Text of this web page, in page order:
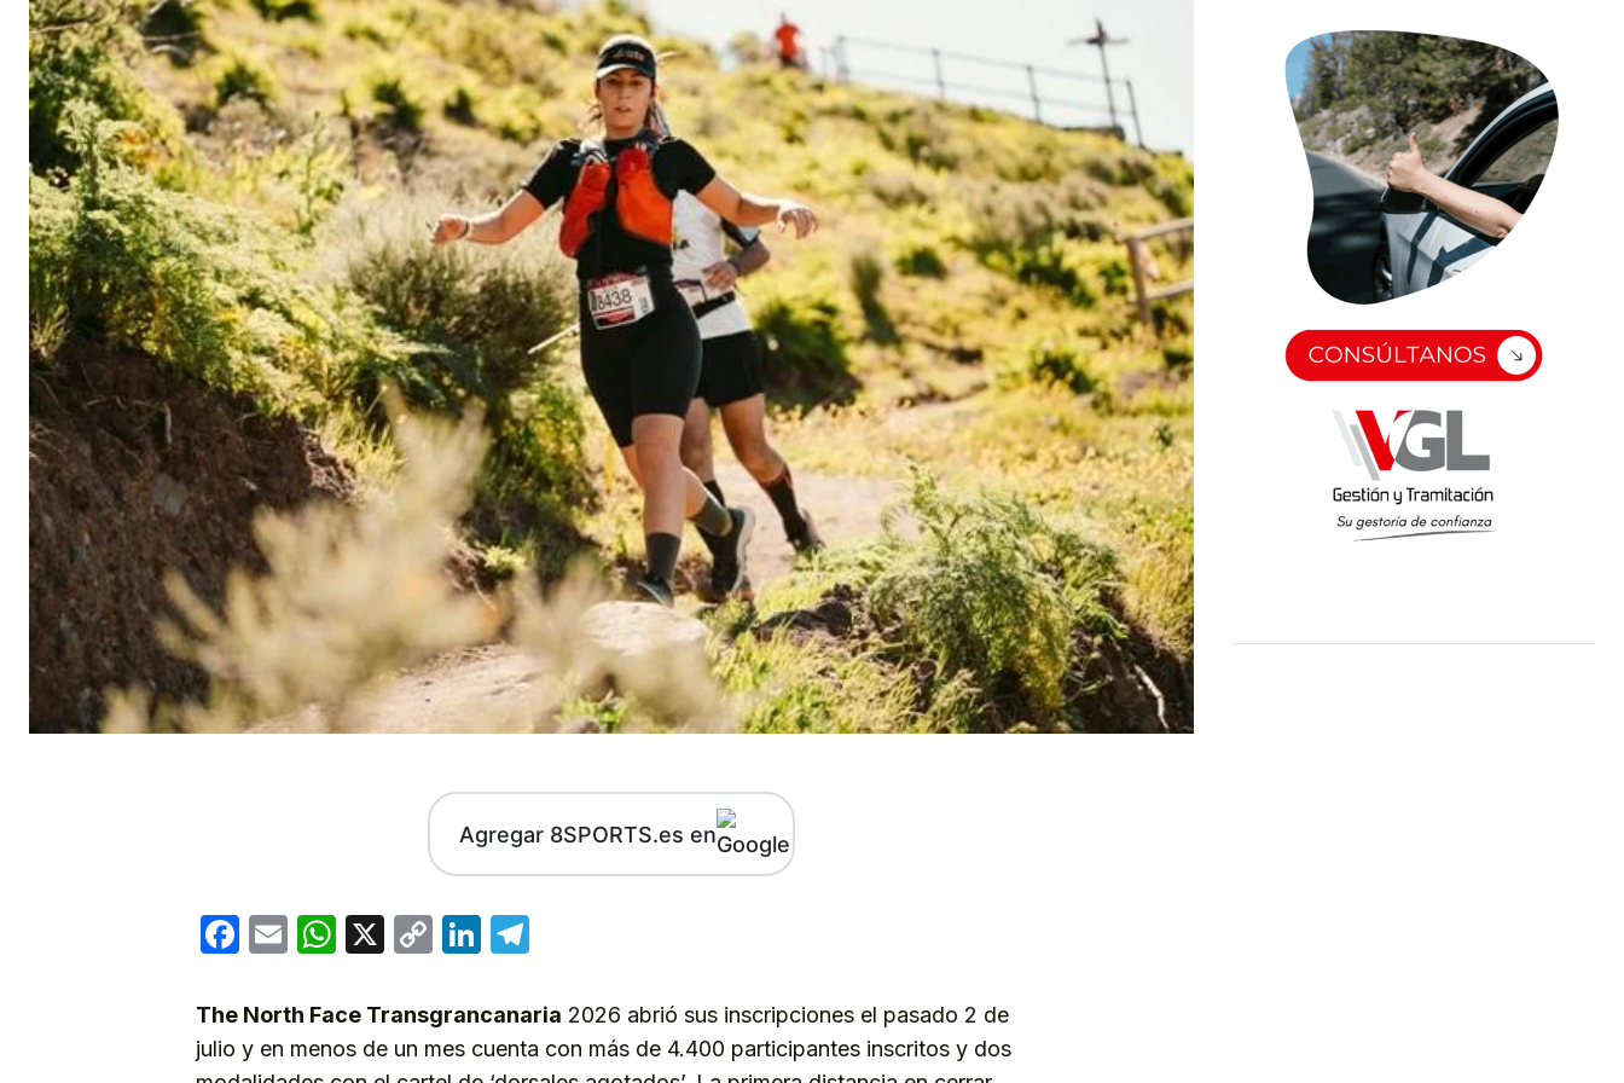
Agregar 8SPORTS.es en
Facebook
EmailWhatsApp
X
CopyLinkedIn
The North Face Transgrancanaria 2026 abrió sus inscripciones el pasado 2 de
julio y en menos de un mes cuenta con más de 4.400 participantes inscritos y dos